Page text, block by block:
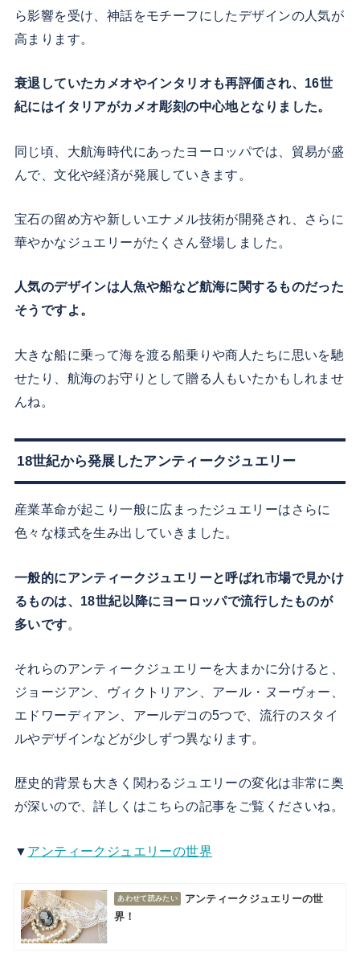
ら影響を受け、神話をモチーフにしたデザインの人気が
高まります。
衰退していたカメオやインタリオも再評価され、16世
紀にはイタリアがカメオ彫刻の中心地となりました。
同じ頃、大航海時代にあったヨーロッパでは、貿易が盛
んで、文化や経済が発展していきます。
宝石の留め方や新しいエナメル技術が開発され、さらに
華やかなジュエリーがたくさん登場しました。
人気のデザインは人魚や船など航海に関するものだった
そうですよ。
大きな船に乗って海を渡る船乗りや商人たちに思いを馳
せたり、航海のお守りとして贈る人もいたかもしれませ
んね。
18世紀から発展したアンティークジュエリー
産業革命が起こり一般に広まったジュエリーはさらに
色々な様式を生み出していきました。
一般的にアンティークジュエリーと呼ばれ市場で見かけ
るものは、18世紀以降にヨーロッパで流行したものが
多いです。
それらのアンティークジュエリーを大まかに分けると、
ジョージアン、ヴィクトリアン、アール・ヌーヴォー、
エドワーディアン、アールデコの5つで、流行のスタイ
ルやデザインなどが少しずつ異なります。
歴史的背景も大きく関わるジュエリーの変化は非常に奥
が深いので、詳しくはこちらの記事をご覧くださいね。
▼ アンティークジュエリーの世界
アンティークジュエリーの世
界！